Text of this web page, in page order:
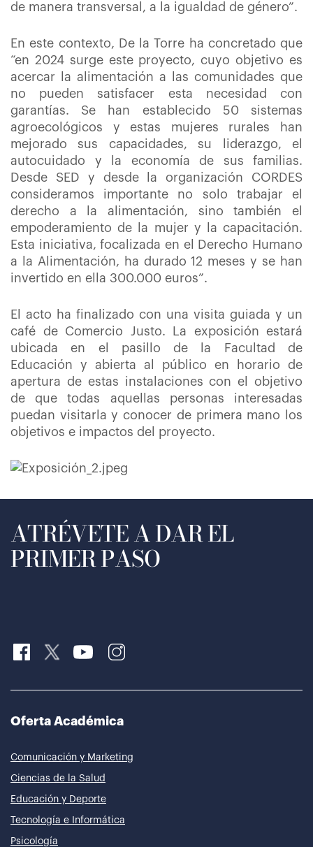
de manera transversal, a la igualdad de género”.
En este contexto, De la Torre ha concretado que
“en 2024 surge este proyecto, cuyo objetivo es
acercar la alimentación a las comunidades que
no pueden satisfacer esta necesidad con
garantías. Se han establecido 50 sistemas
agroecológicos y estas mujeres rurales han
mejorado sus capacidades, su liderazgo, el
autocuidado y la economía de sus familias.
Desde SED y desde la organización CORDES
consideramos importante no solo trabajar el
derecho a la alimentación, sino también el
empoderamiento de la mujer y la capacitación.
Esta iniciativa, focalizada en el Derecho Humano
a la Alimentación, ha durado 12 meses y se han
invertido en ella 300.000 euros”.
El acto ha finalizado con una visita guiada y un
café de Comercio Justo. La exposición estará
ubicada en el pasillo de la Facultad de
Educación y abierta al público en horario de
apertura de estas instalaciones con el objetivo
de que todas aquellas personas interesadas
puedan visitarla y conocer de primera mano los
objetivos e impactos del proyecto.
ATRÉVETE A DAR EL
PRIMER PASO
Oferta Académica
Comunicación y Marketing
Ciencias de la Salud
Educación y Deporte
Tecnología e Informática
Psicología